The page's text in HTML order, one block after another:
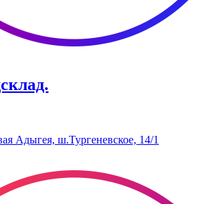
Адыгея, ш.Тургеневское, 14/1